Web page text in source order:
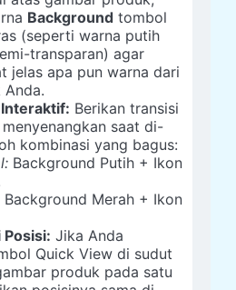
Background tombol
(seperti warna putih
transparan) agar
jelas apa pun warna dari
Berikan transisi
saat di-
kombinasi yang bagus:
Background Putih + Ikon
Background Merah + Ikon
Jika Anda
Quick View di sudut
produk pada satu